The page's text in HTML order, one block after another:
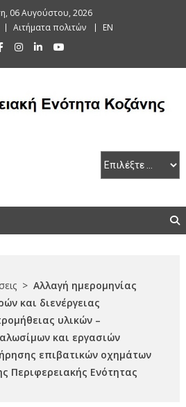
06 Αυγούστου, 2026
Αιτήματα πολιτών EN
> Αλλαγή ημερομηνίας
και διενέργειας
υλικών –
και εργασιών
επιβατικών οχημάτων
Περιφερειακής Ενότητας